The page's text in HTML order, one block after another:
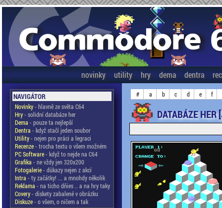
novinky utility hry dema dentra
NAVIGÁTOR
Novinky- hlavně ze světa C64
Hry- solidní databáze her
Dema - pouze ta nejlepší
Dentra - když stačí jeden soubor
Utility- nejen pro práci a legraci
Recenze- trocha textu o všem možném
PC Software- když to nejde na C64
Grafika - ne vždy jen 320x200
Fotogalerie- důkazy nejen z akcí
Intra - ty začátky! ... a mnohdy několik
Reklama - na ticho dňies .. a na hry taky
Covery- diskety zabalené v obrázku
Diskuze- o všem, o ničem a tak
# a b c d e f
DATABÁZE